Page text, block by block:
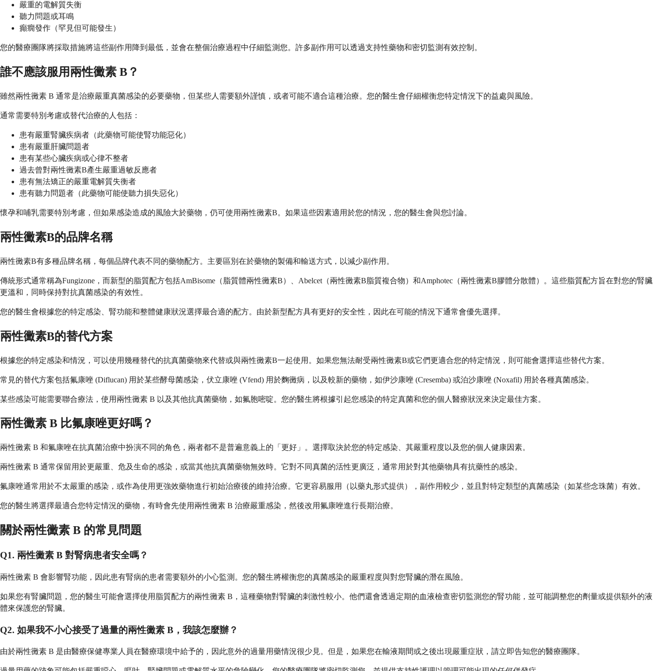
嚴重的電解質失衡
聽力問題或耳鳴
癲癇發作（罕見但可能發生）
您的醫療團隊將採取措施將這些副作用降到最低，並會在整個治療過程中仔細監測您。許多副作用可以透過支持性藥物和密切監測有效控制。
誰不應該服用兩性黴素 B？
雖然兩性黴素 B 通常是治療嚴重真菌感染的必要藥物，但某些人需要額外謹慎，或者可能不適合這種治療。您的醫生會仔細權衡您特定情況下的益處與風險。
通常需要特別考慮或替代治療的人包括：
患有嚴重腎臟疾病者（此藥物可能使腎功能惡化）
患有嚴重肝臟問題者
患有某些心臟疾病或心律不整者
過去曾對兩性黴素B產生嚴重過敏反應者
患有無法矯正的嚴重電解質失衡者
患有聽力問題者（此藥物可能使聽力損失惡化）
懷孕和哺乳需要特別考慮，但如果感染造成的風險大於藥物，仍可使用兩性黴素B。如果這些因素適用於您的情況，您的醫生會與您討論。
兩性黴素B的品牌名稱
兩性黴素B有多種品牌名稱，每個品牌代表不同的藥物配方。主要區別在於藥物的製備和輸送方式，以減少副作用。
傳統形式通常稱為Fungizone，而新型的脂質配方包括AmBisome（脂質體兩性黴素B）、Abelcet（兩性黴素B脂質複合物）和Amphotec（兩性黴素B膠體分散體）。這些脂質配方旨在對您的腎臟
更溫和，同時保持對抗真菌感染的有效性。
您的醫生會根據您的特定感染、腎功能和整體健康狀況選擇最合適的配方。由於新型配方具有更好的安全性，因此在可能的情況下通常會優先選擇。
兩性黴素B的替代方案
根據您的特定感染和情況，可以使用幾種替代的抗真菌藥物來代替或與兩性黴素B一起使用。如果您無法耐受兩性黴素B或它們更適合您的特定情況，則可能會選擇這些替代方案。
常見的替代方案包括氟康唑 (Diflucan) 用於某些酵母菌感染，伏立康唑 (Vfend) 用於麴黴病，以及較新的藥物，如伊沙康唑 (Cresemba) 或泊沙康唑 (Noxafil) 用於各種真菌感染。
某些感染可能需要聯合療法，使用兩性黴素 B 以及其他抗真菌藥物，如氟胞嘧啶。您的醫生將根據引起您感染的特定真菌和您的個人醫療狀況來決定最佳方案。
兩性黴素 B 比氟康唑更好嗎？
兩性黴素 B 和氟康唑在抗真菌治療中扮演不同的角色，兩者都不是普遍意義上的「更好」。選擇取決於您的特定感染、其嚴重程度以及您的個人健康因素。
兩性黴素 B 通常保留用於更嚴重、危及生命的感染，或當其他抗真菌藥物無效時。它對不同真菌的活性更廣泛，通常用於對其他藥物具有抗藥性的感染。
氟康唑通常用於不太嚴重的感染，或作為使用更強效藥物進行初始治療後的維持治療。它更容易服用（以藥丸形式提供），副作用較少，並且對特定類型的真菌感染（如某些念珠菌）有效。
您的醫生將選擇最適合您特定情況的藥物，有時會先使用兩性黴素 B 治療嚴重感染，然後改用氟康唑進行長期治療。
關於兩性黴素 B 的常見問題
Q1. 兩性黴素 B 對腎病患者安全嗎？
兩性黴素 B 會影響腎功能，因此患有腎病的患者需要額外的小心監測。您的醫生將權衡您的真菌感染的嚴重程度與對您腎臟的潛在風險。
如果您有腎臟問題，您的醫生可能會選擇使用脂質配方的兩性黴素 B，這種藥物對腎臟的刺激性較小。他們還會透過定期的血液檢查密切監測您的腎功能，並可能調整您的劑量或提供額外的液
體來保護您的腎臟。
Q2. 如果我不小心接受了過量的兩性黴素 B，我該怎麼辦？
由於兩性黴素 B 是由醫療保健專業人員在醫療環境中給予的，因此意外的過量用藥情況很少見。但是，如果您在輸液期間或之後出現嚴重症狀，請立即告知您的醫療團隊。